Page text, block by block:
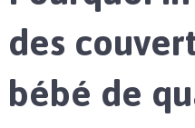
des
bébé de